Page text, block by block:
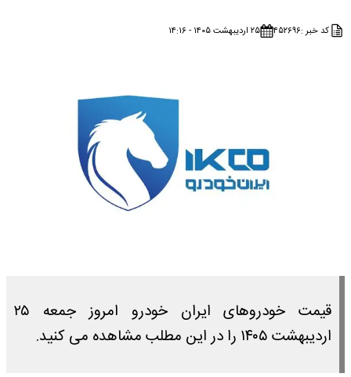
کد خبر :۴۵۲۶۹۶ ۲۵ اردیبهشت ۱۴۰۵ - ۱۴:۱۶
قیمت خودرو‌های ایران خودرو امروز جمعه ۲۵
اردیبهشت ۱۴۰۵ را در این مطلب مشاهده می کنید.